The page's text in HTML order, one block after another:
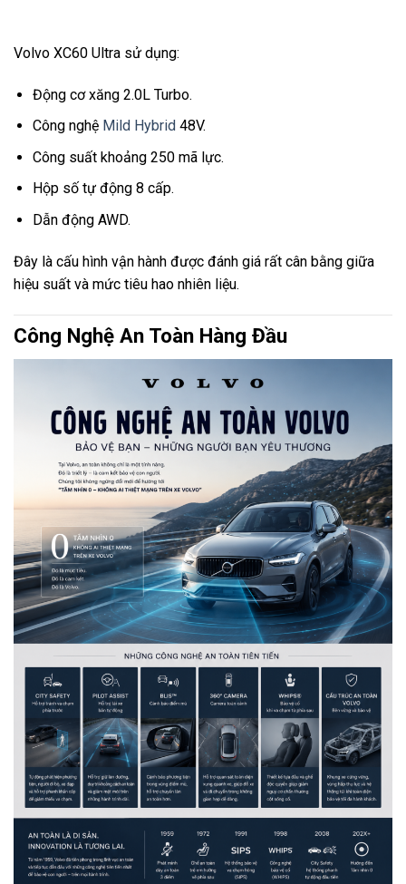
Volvo XC60 Ultra sử dụng:
Động cơ xăng 2.0L Turbo.
Công nghệ Mild Hybrid 48V.
Công suất khoảng 250 mã lực.
Hộp số tự động 8 cấp.
Dẫn động AWD.
Đây là cấu hình vận hành được đánh giá rất cân bằng giữa
hiệu suất và mức tiêu hao nhiên liệu.
Công Nghệ An Toàn Hàng Đầu